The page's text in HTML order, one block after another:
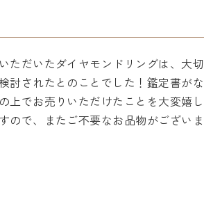
ただいたダイヤモンドリングは、大切
討されたとのことでした！鑑定書がな
上でお売りいただけたことを大変嬉し
ので、またご不要なお品物がございま